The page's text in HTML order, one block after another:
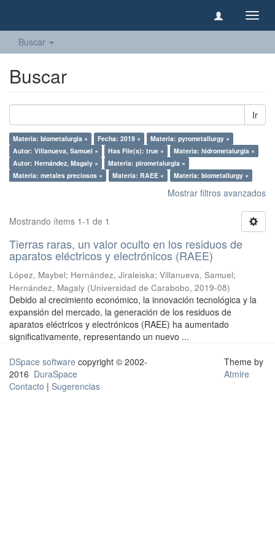
Buscar
Buscar
Ir
Materia: biometalurgia × Fecha: 2019 ×
Materia: pyrometallurgy ×
Autor: Villanueva, Samuel ×
Has File(s): true ×
Materia: hidrometalurgia ×
Autor: Hernández, Magaly ×
Materia: pirometalurgia ×
Materia: metales preciosos ×
Materia: RAEE × Materia: biometallurgy ×
Mostrar filtros avanzados
Mostrando ítems 1-1 de 1
Tierras raras, un valor oculto en los residuos de
aparatos eléctricos y electrónicos (RAEE)
López, Maybel; Hernández, Jiraleiska; Villanueva, Samuel;
Hernández, Magaly (Universidad de Carabobo, 2019-08)
Debido al crecimiento económico, la innovación tecnológica y la
expansión del mercado, la generación de los residuos de
aparatos eléctricos y electrónicos (RAEE) ha aumentado
significativamente, representando un nuevo ...
DSpace software copyright © 2002-
2016 DuraSpace
Contacto | Sugerencias
Theme by
Atmire